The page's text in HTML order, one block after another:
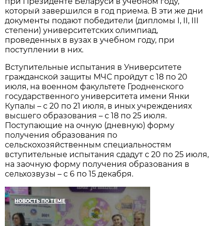
который завершился в год приема. В эти же дни
документы подают победители (дипломы I, II, III
степени) университетских олимпиад,
проведенных в вузах в учебном году, при
поступлении в них.
Вступительные испытания в Университете
гражданской защиты МЧС пройдут с 18 по 20
июля, на военном факультете Гродненского
государственного университета имени Янки
Купалы – с 20 по 21 июля, в иных учреждениях
высшего образования – с 18 по 25 июля.
Поступающие на очную (дневную) форму
получения образования по
сельскохозяйственным специальностям
вступительные испытания сдадут с 20 по 25 июля,
на заочную форму получения образования в
сельхозвузы – с 6 по 15 декабря.
НОВОСТЬ ПО ТЕМЕ